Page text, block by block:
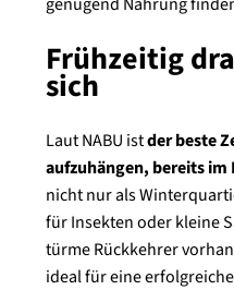
Frühzeitig
sich
Laut NABU istder beste
aufzuhängen, bereits im
nicht nur als
für Insekten oder kleine
türme Rückkehrer
ideal für eine